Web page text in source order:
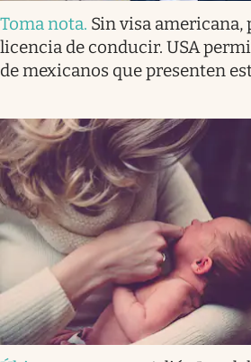
Toma nota. Sin visa americana,
licencia de conducir. USA
de mexicanos que presenten